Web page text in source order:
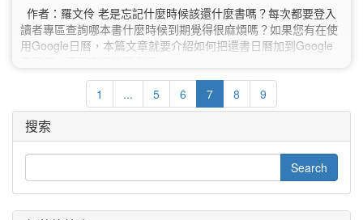
作者：羅文伶 老是忘記什麼時候該還什麼書嗎？每次都要登入
讀者專區查詢哪本書什麼時候到期覺得很麻煩嗎？如果您有在使
用Google日曆，本篇文章就要介紹如何把還書日曆加到Google
1
... 5 6 7 8 9
搜索